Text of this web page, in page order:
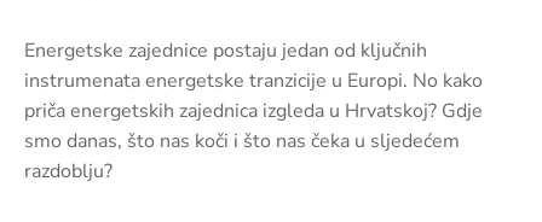
pozivi,
natječaji
novosti
Energetske zajednice postaju jedan od ključnih
instrumenata energetske tranzicije u Europi. No kako
priča energetskih zajednica izgleda u Hrvatskoj? Gdje
smo danas, što nas koči i što nas čeka u sljedećem
razdoblju?